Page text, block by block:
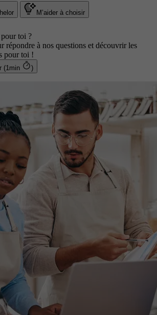
M’aider à choisir
toi ?
répondre à nos questions et découvrir les
pour toi !
Trouver mon Bachelor (1min )